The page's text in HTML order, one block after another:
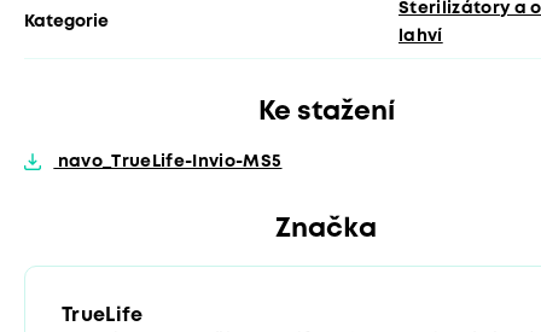
Kategorie
Sterilizátory a
lahví
Ke stažení
navo_TrueLife-Invio-MS5
Značka
TrueLife